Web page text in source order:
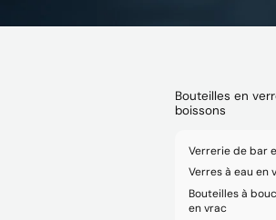
Bouteilles en
boissons
Verrerie de bar
Verres à eau en
Bouteilles à
en vrac